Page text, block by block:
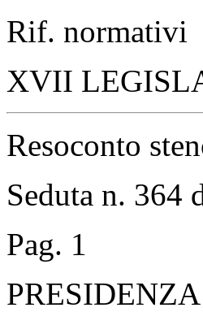
Rif. normativi
XVII
Resoconto
Seduta n. 364
Pag. 1